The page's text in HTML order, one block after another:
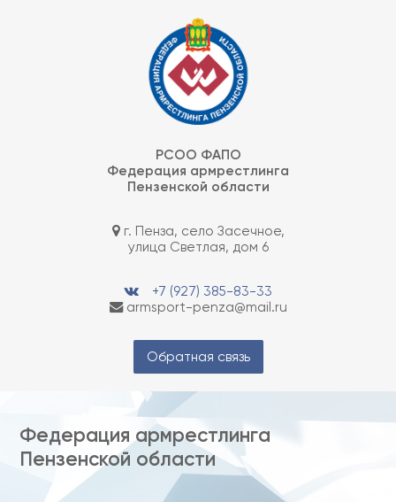
РСОО ФАПО
Федерация армрестлинга
Пензенской области
г. Пенза, село Засечное,
улица Светлая, дом 6
+7 (927) 385-83-33
armsport-penza@mail.ru
Обратная связь
Федерация армрестлинга
Пензенской области